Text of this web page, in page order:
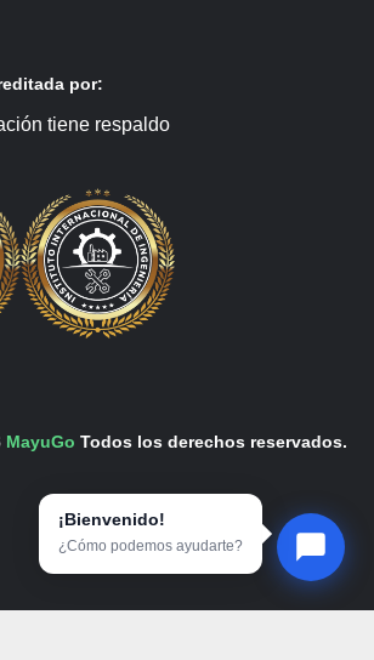
por:
tiene respaldo
MayuGo Todos los derechos reservados.
¡Bienvenido!
¿Cómo podemos ayudarte?